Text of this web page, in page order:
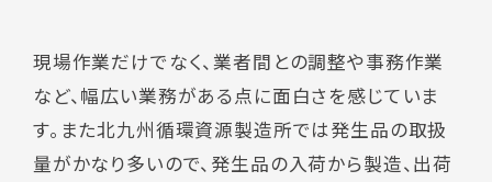
現場作業だけでなく、業者間との調整や事務作業
など、幅広い業務がある点に面白さを感じていま
す。また北九州循環資源製造所では発生品の取扱
量がかなり多いので、発生品の入荷から製造、出荷